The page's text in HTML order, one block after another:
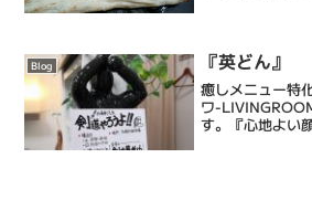
だ！けしから...
Blog 『英どん』
癒しメニュー特
ワ-
す。『心地よい